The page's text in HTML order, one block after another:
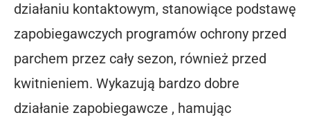
działaniu kontaktowym, stanowiące podstawę
zapobiegawczych programów ochrony przed
parchem przez cały sezon, również przed
kwitnieniem. Wykazują bardzo dobre
działanie zapobiegawcze , hamując